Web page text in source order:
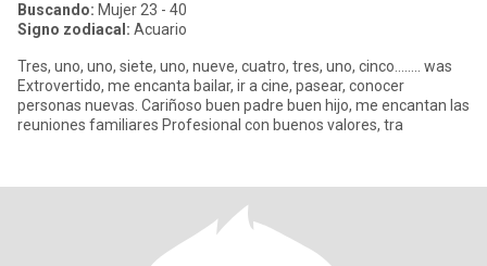
Buscando: Mujer 23 - 40
Signo zodiacal: Acuario
Tres, uno, uno, siete, uno, nueve, cuatro, tres, uno, cinco…….. was
Extrovertido, me encanta bailar, ir a cine, pasear, conocer
personas nuevas. Cariñoso buen padre buen hijo, me encantan las
reuniones familiares Profesional con buenos valores, tra